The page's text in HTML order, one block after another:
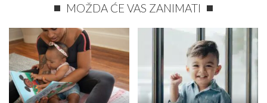
MOŽDA ĆE VAS ZANIMATI